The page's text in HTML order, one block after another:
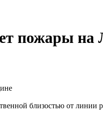
пожары на
близостью от линии